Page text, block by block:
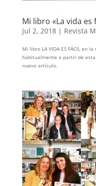
Mi libro «La vida es
Jul 2, 2018| Revista
Mi libro LA VIDA ES FÁCIL en
habitualmente a partir de
nuevo artículo.